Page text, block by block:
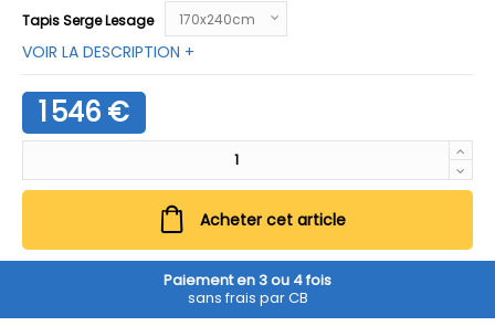
Tapis Serge Lesage
VOIR LA DESCRIPTION +
1 546 €
Acheter cet article
Paiement en 3 ou 4 fois
sans frais par CB